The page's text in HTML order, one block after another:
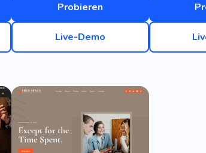
Probieren
Live-Demo